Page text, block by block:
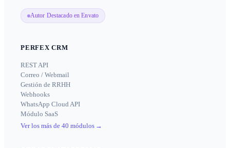
Autor Destacado en Envato
PERFEX CRM
REST API
Correo / Webmail
Gestión de RRHH
Webhooks
WhatsApp Cloud API
Módulo SaaS
Ver los más de 40 módulos →